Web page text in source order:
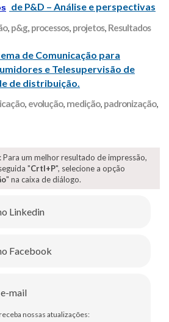
de P&D – Análise e perspectivas
, p&g, processos, projetos, Resultados
de Comunicação para
e Telesupervisão de
de distribuição.
, evolução, medição, padronização,
: Para um melhor resultado de impressão,
"Crtl+P", selecione a opção
" na caixa de diálogo.
Linkedin
Facebook
mail
nossas atualizações: